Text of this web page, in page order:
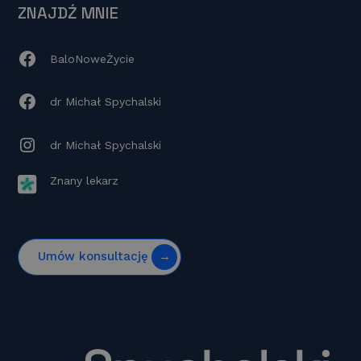
ZNAJDŹ MNIE
BaloNoweŻycie
dr Michał Spychalski
dr Michał Spychalski
Znany lekarz
Umów konsultację